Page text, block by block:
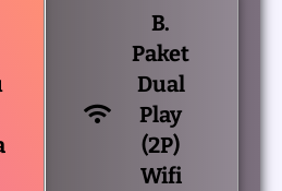
B.
Paket
Dual
Play
(2P)
Wifi